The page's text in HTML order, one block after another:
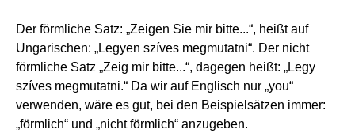
Der förmliche Satz: „Zeigen Sie mir bitte...“, heißt auf
Ungarischen: „Legyen szíves megmutatni“. Der nicht
förmliche Satz „Zeig mir bitte...“, dagegen heißt: „Legy
szíves megmutatni.“ Da wir auf Englisch nur „you“
verwenden, wäre es gut, bei den Beispielsätzen immer:
„förmlich“ und „nicht förmlich“ anzugeben.